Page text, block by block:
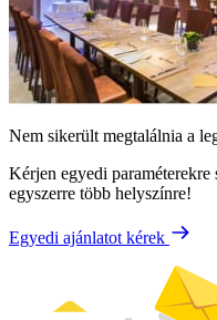
Nem sikerült megtalálnia a
Kérjen egyedi paraméterekre
egyszerre több helyszínre!
Egyedi ajánlatot kérek